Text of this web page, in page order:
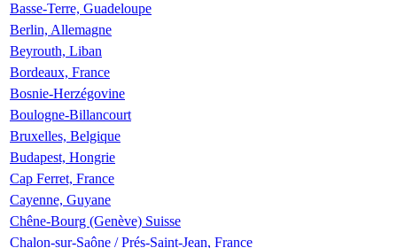
Basse-Terre, Guadeloupe
Berlin, Allemagne
Beyrouth, Liban
Bordeaux, France
Bosnie-Herzégovine
Boulogne-Billancourt
Bruxelles, Belgique
Budapest, Hongrie
Cap Ferret, France
Cayenne, Guyane
Chêne-Bourg (Genève) Suisse
Chalon-sur-Saône / Prés-Saint-Jean, France